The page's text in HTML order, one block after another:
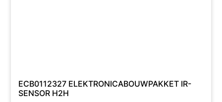
ECB0112327 ELEKTRONICABOUWPAKKET IR-
SENSOR H2H